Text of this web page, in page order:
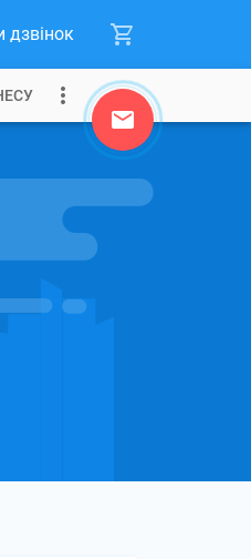
дзвінок